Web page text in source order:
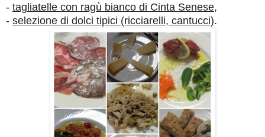
- tagliatelle con ragù bianco di Cinta Senese,
- selezione di dolci tipici (ricciarelli, cantucci).